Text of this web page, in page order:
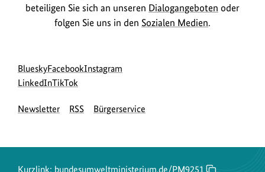
beteiligen Sie sich an unseren Dialogangeboten oder
folgen Sie uns in den Sozialen Medien.
Social
Media
Blueskyzur
Bluesky-
des
Facebookzur
des
Instagram
des
LinkedInzur
Seite
zur
Seite
TikTok
Newsletter RSS Bürgerservice
Kurzlink: bundesumweltministerium.de/PM9251